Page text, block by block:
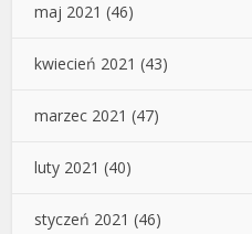
maj 2021 (46)
kwiecień 2021 (43)
marzec 2021 (47)
luty 2021 (40)
styczeń 2021 (46)